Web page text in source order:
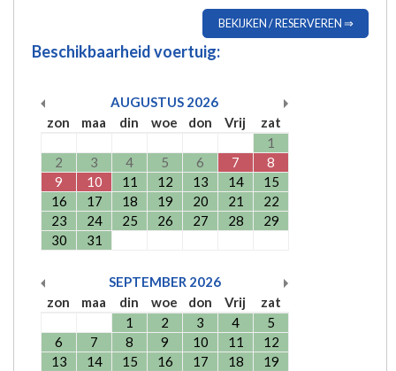
BEKIJKEN / RESERVEREN ⇒
Beschikbaarheid voertuig:
AUGUSTUS 2026
zon
maa din woe don Vrij
zat
1
2
3 4 5 6 7
8
9
10 11 12 13 14
15
16
17 18 19 20 21
22
23
24 25 26 27 28
29
30
31
SEPTEMBER 2026
zon
maa din woe don Vrij
zat
1
2 3 4
5
6
7 8 9 10 11
12
13
14 15 16 17 18
19